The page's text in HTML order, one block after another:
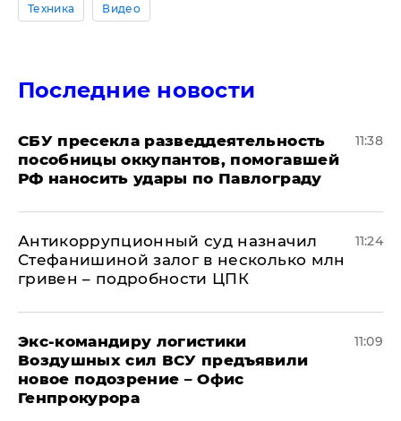
Техника Видео
Последние новости
СБУ пресекла разведдеятельность
пособницы оккупантов, помогавшей
РФ наносить удары по Павлограду
11:38
Антикоррупционный суд назначил
Стефанишиной залог в несколько млн
гривен – подробности ЦПК
11:24
Экс-командиру логистики
Воздушных сил ВСУ предъявили
новое подозрение – Офис
Генпрокурора
11:09